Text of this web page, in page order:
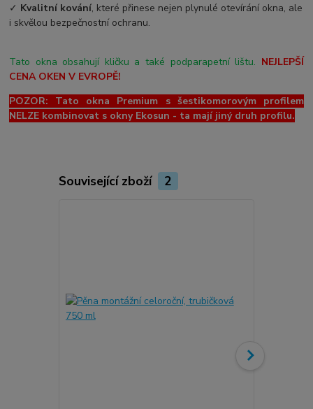
✓ Kvalitní kování, které přinese nejen plynulé otevírání okna, ale
i skvělou bezpečnostní ochranu.
Tato okna obsahují kličku a také podparapetní lištu. NEJLEPŠÍ
CENA OKEN V EVROPĚ!
POZOR: Tato okna Premium s šestikomorovým profilem
NELZE kombinovat s okny Ekosun - ta mají jiný druh profilu.
Související zboží 2